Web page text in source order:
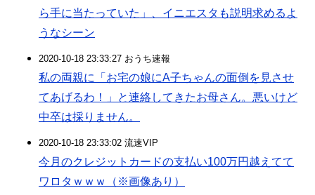
ら手に当たっていた」、イニエスタも説明求めるよ
うなシーン
2020-10-18 23:33:27 おうち速報
私の両親に「お宅の娘にA子ちゃんの面倒を見させ
てあげるわ！」と連絡してきたお母さん。悪いけど
中卒は採りません。
2020-10-18 23:33:02 流速VIP
今月のクレジットカードの支払い100万円越えてて
ワロタｗｗｗ（※画像あり）